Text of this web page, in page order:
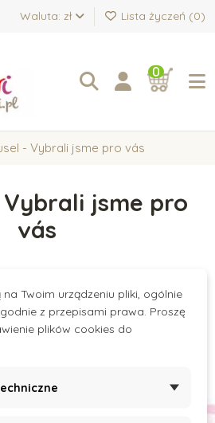
Waluta: zł Lista życzeń (0)
0
- Vybrali jsme pro vás
Vybrali jsme pro
vás
Twoim urządzeniu pliki, ogólnie
z przepisami prawa. Proszę
plików cookies do